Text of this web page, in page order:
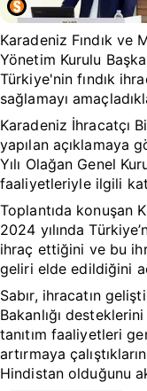
Karadeniz Fındık ve
Yönetim Kurulu
Türkiye'nin fındık
sağlamayı
Karadeniz İhracatçı
yapılan açıklamaya
Yılı Olağan Genel
faaliyetleriyle ilgili
Toplantıda konuşan
2024 yılında
ihraç ettiğini ve bu
geliri elde edildiğini
Sabır, ihracatın
Bakanlığı
tanıtım faaliyetleri
artırmaya
Hindistan olduğunu